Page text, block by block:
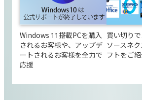
Windows 11搭載PCを購入
されるお客様や、アップデ
ートされるお客様を全力で
応援
買い切りで
ソースネ
フトをご